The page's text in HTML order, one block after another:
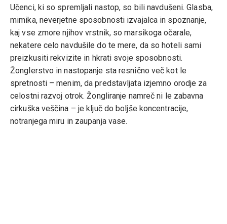
Učenci, ki so spremljali nastop, so bili navdušeni. Glasba,
mimika, neverjetne sposobnosti izvajalca in spoznanje,
kaj vse zmore njihov vrstnik, so marsikoga očarale,
nekatere celo navdušile do te mere, da so hoteli sami
preizkusiti rekvizite in hkrati svoje sposobnosti.
Žonglerstvo in nastopanje sta resnično več kot le
spretnosti – menim, da predstavljata izjemno orodje za
celostni razvoj otrok. Žongliranje namreč ni le zabavna
cirkuška veščina – je ključ do boljše koncentracije,
notranjega miru in zaupanja vase.